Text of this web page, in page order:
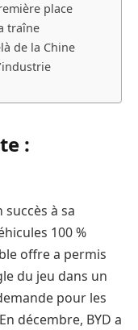
place
traîne
de la Chine
:
à sa
100 %
offre a permis
du jeu dans un
pour les
décembre, BYD a